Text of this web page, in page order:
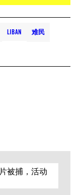
LIBAN 难民
被捕，活动